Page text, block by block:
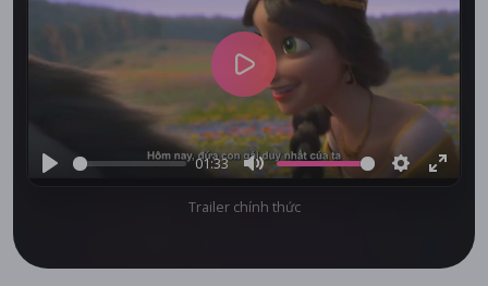
01:33
Play
Trailer chính thức